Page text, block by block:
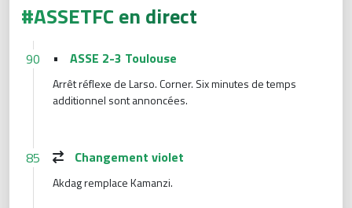
#ASSETFC en direct
90 • ASSE 2-3 Toulouse
Arrêt réflexe de Larso. Corner. Six minutes de temps
additionnel sont annoncées.
85 Changement violet
Akdag remplace Kamanzi.